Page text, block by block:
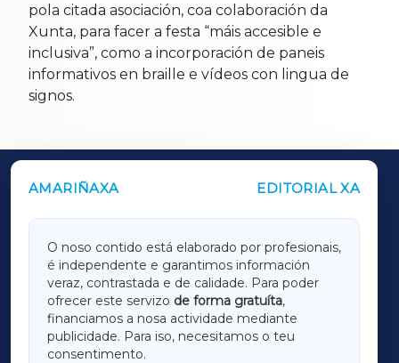
pola citada asociación, coa colaboración da
Xunta, para facer a festa “máis accesible e
inclusiva”, como a incorporación de paneis
informativos en braille e vídeos con lingua de
signos.
AMARIÑAXA EDITORIAL XA
O noso contido está elaborado por profesionais,
é independente e garantimos información
veraz, contrastada e de calidade. Para poder
ofrecer este servizo de forma gratuíta,
financiamos a nosa actividade mediante
publicidade. Para iso, necesitamos o teu
consentimento.
OUTROS PERIÓDICOS
LUGOXA
TERRACHAXA